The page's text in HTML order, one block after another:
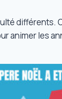
différents.
animer les